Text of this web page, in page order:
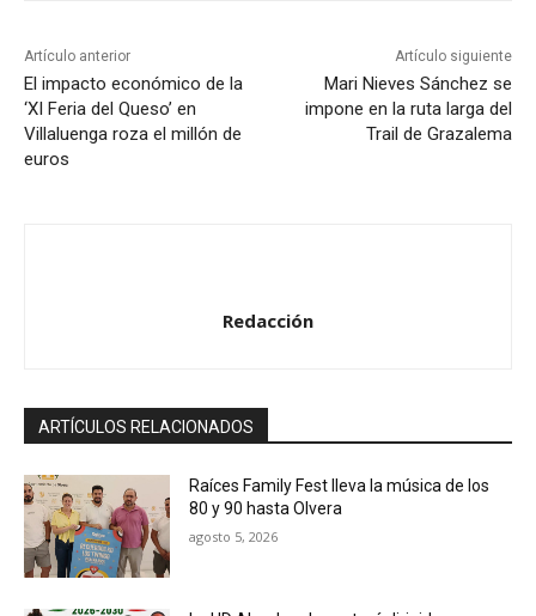
r
d
e
a
Artículo anterior
El impacto económico de la
‘XI Feria del Queso’ en
Villaluenga roza el millón de
euros
Artículo siguiente
Mari Nieves Sánchez se
impone en la ruta larga del
Trail de Grazalema
Redacción
ARTÍCULOS RELACIONADOS
Raíces Family Fest lleva la música de los
80 y 90 hasta Olvera
agosto 5, 2026